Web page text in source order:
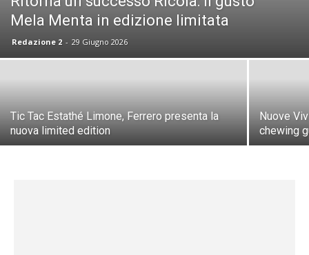
Mela Menta in edizione limitata
Redazione 2 - 29 Giugno 2026
Tic Tac Estathé Limone, Ferrero presenta la
nuova limited edition
Nuove
chewing